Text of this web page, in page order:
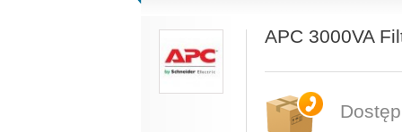
APC 3000VA